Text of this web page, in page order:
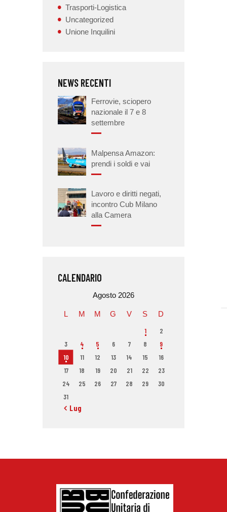
Trasporti-Logistica
Uncategorized
Unione Inquilini
NEWS RECENTI
Ferrovie, sciopero
nazionale il 7 e 8
settembre
Malpensa Amazon:
prendi i soldi e vai
Lavoro e diritti negati,
incontro Cub Milano
alla Camera
CALENDARIO
Agosto 2026
L M M G V S D
1
2
3
4 5 6 7 8
9
10
11 12 13 14 15
16
17
18 19 20 21 22
23
24
25 26 27 28 29
30
31
« Lug